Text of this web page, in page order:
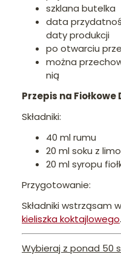
szklana butelka
data
daty produkcji
po otwarciu
można
nią
Przepis na
Składniki:
40 ml rumu
20 ml soku z
20 ml syropu
Przygotowanie:
Składniki wstrząsam
kieliszka koktajlowego.
Wybieraj z ponad 50